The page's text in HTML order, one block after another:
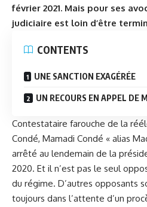
février 2021. Mais pour ses
judiciaire est loin d’être
CONTENTS
UNE SANCTION EXAGÉRÉE
UN RECOURS EN APPEL DE
Contestataire farouche de la
Condé, Mamadi Condé « alias
arrêté au lendemain de la
2020. Et il n’est pas le seul
du régime. D’autres opposants
toujours dans l’attente d’un